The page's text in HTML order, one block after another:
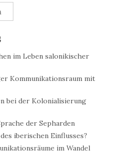
im Leben salonikischer
Kommunikationsraum mit
bei der Kolonialisierung
der Sepharden
iberischen Einflusses?
im Wandel